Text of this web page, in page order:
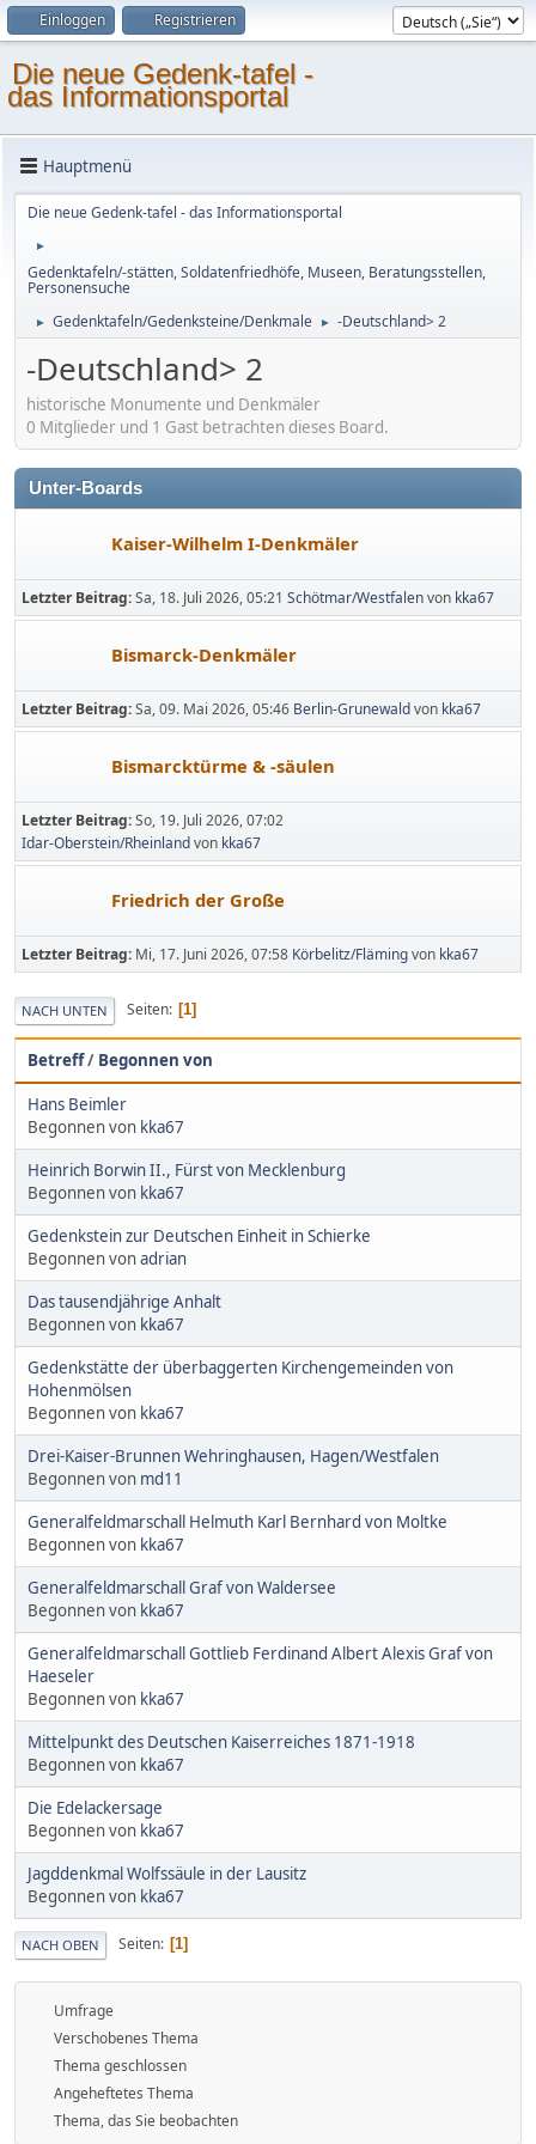
Einloggen Registrieren
Die neue Gedenk-tafel -
das Informationsportal
Hauptmenü
Die neue Gedenk-tafel - das Informationsportal
►
Gedenktafeln/-stätten, Soldatenfriedhöfe, Museen, Beratungsstellen,
Personensuche
► Gedenktafeln/Gedenksteine/Denkmale ► -Deutschland> 2
-Deutschland> 2
historische Monumente und Denkmäler
0 Mitglieder und 1 Gast betrachten dieses Board.
Unter-Boards
Kaiser-Wilhelm I-Denkmäler
Letzter Beitrag:Sa, 18. Juli 2026, 05:21 Schötmar/Westfalenvon kka67
Bismarck-Denkmäler
Letzter Beitrag:Sa, 09. Mai 2026, 05:46 Berlin-Grunewaldvon kka67
Bismarcktürme & -säulen
Letzter Beitrag:So, 19. Juli 2026, 07:02
Idar-Oberstein/Rheinlandvon kka67
Friedrich der Große
Letzter Beitrag: Mi, 17. Juni 2026, 07:58 Körbelitz/Flämingvon kka67
NACH UNTEN Seiten 1
Betreff/ Begonnen von
Hans Beimler
Begonnen von kka67
Heinrich Borwin II., Fürst von Mecklenburg
Begonnen von kka67
Gedenkstein zur Deutschen Einheit in Schierke
Begonnen vonadrian
Das tausendjährige Anhalt
Begonnen von kka67
Gedenkstätte der überbaggerten Kirchengemeinden von
Hohenmölsen
Begonnen von kka67
Drei-Kaiser-Brunnen Wehringhausen, Hagen/Westfalen
Begonnen von md11
Generalfeldmarschall Helmuth Karl Bernhard von Moltke
Begonnen von kka67
Generalfeldmarschall Graf von Waldersee
Begonnen von kka67
Generalfeldmarschall Gottlieb Ferdinand Albert Alexis Graf von
Haeseler
Begonnen von kka67
Mittelpunkt des Deutschen Kaiserreiches 1871-1918
Begonnen von kka67
Die Edelackersage
Begonnen von kka67
Jagddenkmal Wolfssäule in der Lausitz
Begonnen von kka67
NACH OBEN Seiten 1
Umfrage
Verschobenes Thema
Thema geschlossen
Angeheftetes Thema
Thema, das Sie beobachten